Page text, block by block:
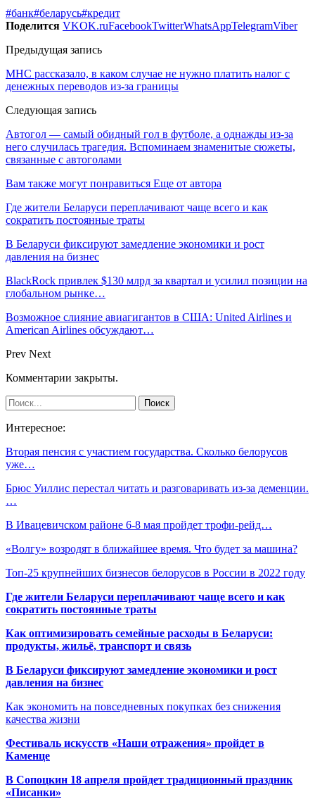
#банк#беларусь#кредит
Поделится VKOK.ruFacebookTwitterWhatsAppTelegramViber
Предыдущая запись
МНС рассказало, в каком случае не нужно платить налог с
денежных переводов из-за границы
Следующая запись
Автогол — самый обидный гол в футболе, а однажды из-за
него случилась трагедия. Вспоминаем знаменитые сюжеты,
связанные с автоголами
Вам также могут понравиться Еще от автора
Где жители Беларуси переплачивают чаще всего и как
сократить постоянные траты
В Беларуси фиксируют замедление экономики и рост
давления на бизнес
BlackRock привлек $130 млрд за квартал и усилил позиции на
глобальном рынке…
Возможное слияние авиагигантов в США: United Airlines и
American Airlines обсуждают…
Prev Next
Комментарии закрыты.
Интересное:
Вторая пенсия с участием государства. Сколько белорусов
уже…
Брюс Уиллис перестал читать и разговаривать из-за деменции.
…
В Ивацевичском районе 6-8 мая пройдет трофи-рейд…
«Волгу» возродят в ближайшее время. Что будет за машина?
Топ-25 крупнейших бизнесов белорусов в России в 2022 году
Где жители Беларуси переплачивают чаще всего и как
сократить постоянные траты
Как оптимизировать семейные расходы в Беларуси:
продукты, жильё, транспорт и связь
В Беларуси фиксируют замедление экономики и рост
давления на бизнес
Как экономить на повседневных покупках без снижения
качества жизни
Фестиваль искусств «Наши отражения» пройдет в
Каменце
В Сопоцкин 18 апреля пройдет традиционный праздник
«Писанки»